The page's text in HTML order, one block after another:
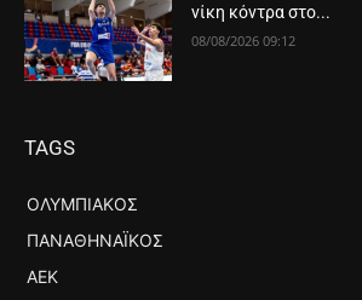
νίκη κόντρα στο...
08/08/2026 09:12
TAGS
ΟΛΥΜΠΙΑΚΌΣ
ΠΑΝΑΘΗΝΑΪΚΌΣ
ΑΕΚ